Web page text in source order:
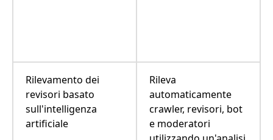
Rilevamento dei
revisori basato
sull'intelligenza
artificiale
Rileva
automaticamente
crawler, revisori, bot
e moderatori